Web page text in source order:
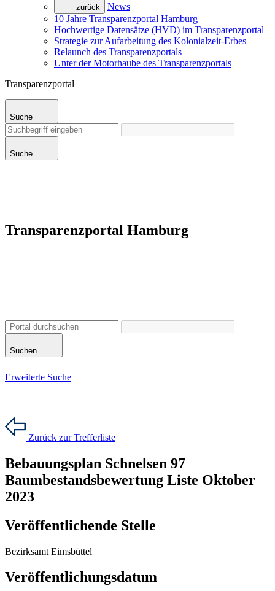
zurück
News
10 Jahre Transparenzportal Hamburg
Hochwertige Datensätze (HVD) im Transparenzportal
Strategie zur Aufarbeitung des Kolonialzeit-Erbes
Relaunch des Transparenzportals
Unter der Motorhaube des Transparenzportals
Transparenzportal
Suche
Suche
Transparenzportal Hamburg
Suchen
Erweiterte Suche
Zurück zur Trefferliste
Bebauungsplan Schnelsen 97
Baumbestandsbewertung Liste Oktober
2023
Veröffentlichende Stelle
Bezirksamt Eimsbüttel
Veröffentlichungsdatum